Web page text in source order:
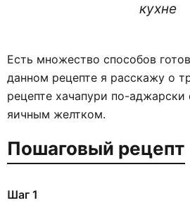
кухне
Есть множество способов
данном рецепте я расскажу о
рецепте хачапури по-аджарски
яичным желтком.
Пошаговый рецепт
Шаг 1